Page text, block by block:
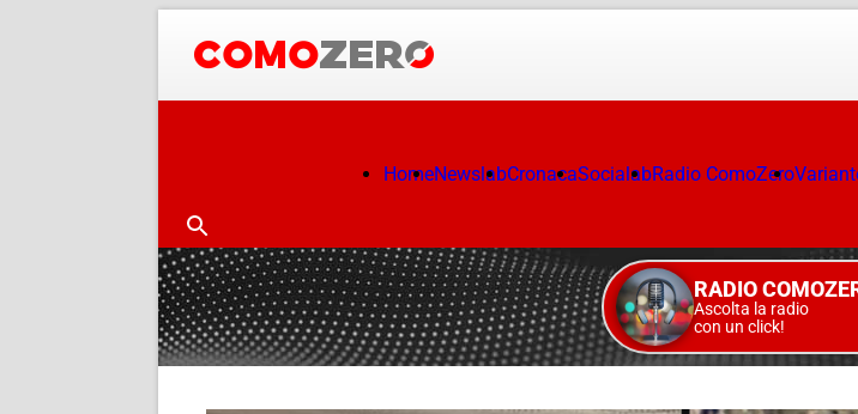
HomeNewslabCronacaSocialabRadio ComoZero
RADIO
Ascolta la radio
con un click!